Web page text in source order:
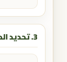
3. تحديد الحصص والأرباح والخسائر